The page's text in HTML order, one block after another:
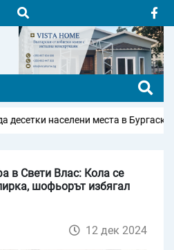
населени места в Бургаско
в Свети Влас: Кола се
шофьорът избягал
12 дек 2024